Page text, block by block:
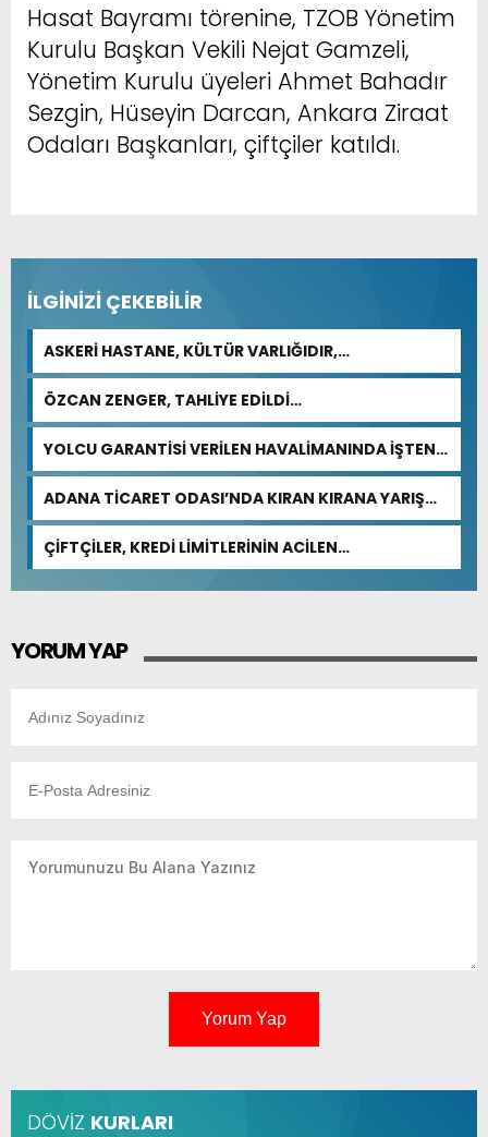
Hasat Bayramı törenine, TZOB Yönetim
Kurulu Başkan Vekili Nejat Gamzeli,
Yönetim Kurulu üyeleri Ahmet Bahadır
Sezgin, Hüseyin Darcan, Ankara Ziraat
Odaları Başkanları, çiftçiler katıldı.
İLGİNİZİ ÇEKEBİLİR
ASKERİ HASTANE, KÜLTÜR VARLIĞIDIR,
ÖZELLEŞTİRİLEMEZ!
ÖZCAN ZENGER, TAHLİYE EDİLDİ…
YOLCU GARANTİSİ VERİLEN HAVALİMANINDA İŞTEN
ÇIKARMA VAR
ADANA TİCARET ODASI’NDA KIRAN KIRANA YARIŞ
BEKLENİYOR
ÇİFTÇİLER, KREDİ LİMİTLERİNİN ACİLEN
GÜNCELLENMESİNİ İSTİYOR
YORUM YAP
Yorum Yap
DÖVİZ KURLARI